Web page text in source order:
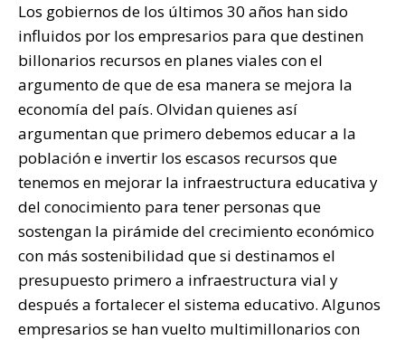
Los gobiernos de los últimos 30 años han sido
influidos por los empresarios para que destinen
billonarios recursos en planes viales con el
argumento de que de esa manera se mejora la
economía del país. Olvidan quienes así
argumentan que primero debemos educar a la
población e invertir los escasos recursos que
tenemos en mejorar la infraestructura educativa y
del conocimiento para tener personas que
sostengan la pirámide del crecimiento económico
con más sostenibilidad que si destinamos el
presupuesto primero a infraestructura vial y
después a fortalecer el sistema educativo. Algunos
empresarios se han vuelto multimillonarios con